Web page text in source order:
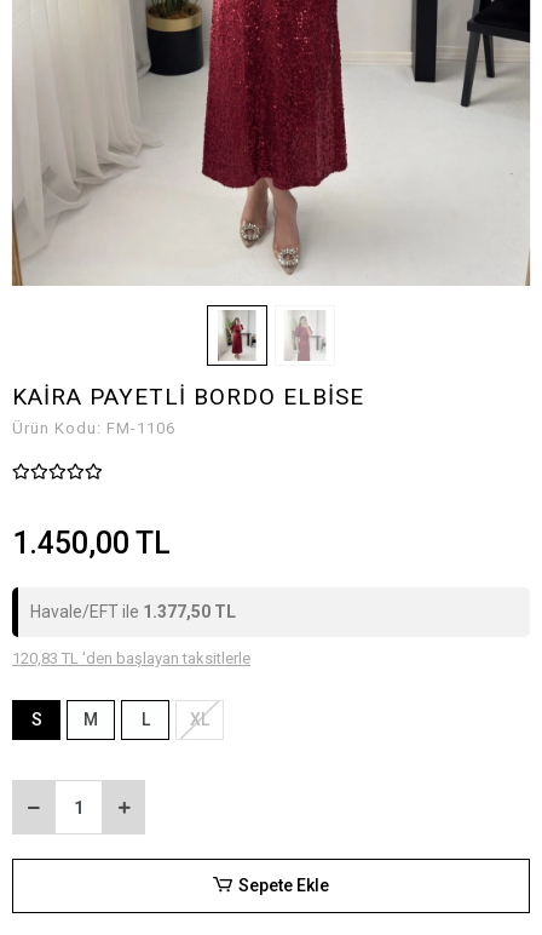
KAİRA PAYETLİ BORDO ELBİSE
Ürün Kodu: FM-1106
1.450,00 TL
Havale/EFT ile 1.377,50 TL
120,83 TL 'den başlayan taksitlerle
S M L XL
Sepete Ekle